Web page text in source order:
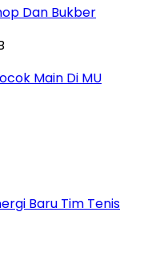
Dan Bukber
Main Di MU
Baru Tim Tenis